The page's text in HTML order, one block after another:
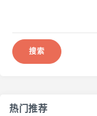
热门推荐